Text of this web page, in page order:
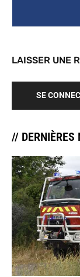
LAISSER UNE
SE
// DERNIÈRES